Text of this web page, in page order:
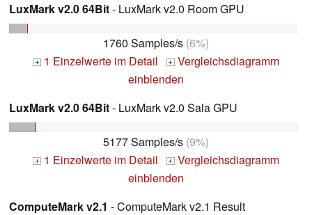
LuxMark v2.0 64Bit- LuxMark v2.0 Room GPU
1760 Samples/s (6%)
+ 1 Einzelwerte im Detail + Vergleichsdiagramm
einblenden
LuxMark v2.0 64Bit- LuxMark v2.0 Sala GPU
5177 Samples/s (9%)
+ 1 Einzelwerte im Detail + Vergleichsdiagramm
einblenden
ComputeMark v2.1 - ComputeMark v2.1 Result